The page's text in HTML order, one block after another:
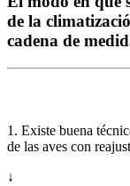
de la
cadena de
1. Existe buena
de las aves con
↓